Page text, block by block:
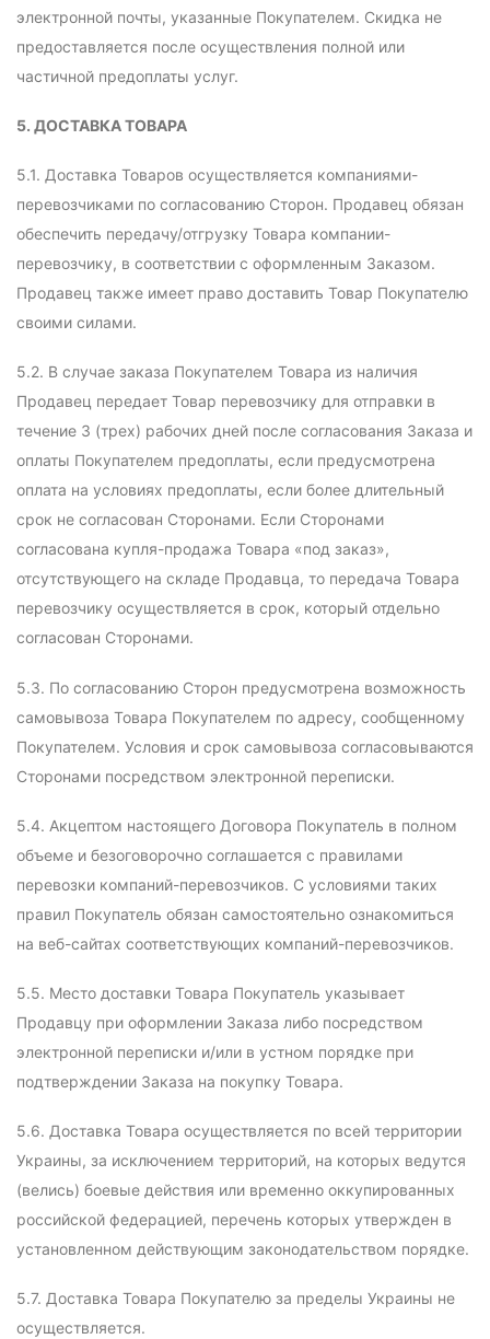
электронной почты, указанные Покупателем. Скидка не
предоставляется после осуществления полной или
частичной предоплаты услуг.
5. ДОСТАВКА ТОВАРА
5.1. Доставка Товаров осуществляется компаниями-
перевозчиками по согласованию Сторон. Продавец обязан
обеспечить передачу/отгрузку Товара компании-
перевозчику, в соответствии с оформленным Заказом.
Продавец также имеет право доставить Товар Покупателю
своими силами.
5.2. В случае заказа Покупателем Товара из наличия
Продавец передает Товар перевозчику для отправки в
течение 3 (трех) рабочих дней после согласования Заказа и
оплаты Покупателем предоплаты, если предусмотрена
оплата на условиях предоплаты, если более длительный
срок не согласован Сторонами. Если Сторонами
согласована купля-продажа Товара «под заказ»,
отсутствующего на складе Продавца, то передача Товара
перевозчику осуществляется в срок, который отдельно
согласован Сторонами.
5.3. По согласованию Сторон предусмотрена возможность
самовывоза Товара Покупателем по адресу, сообщенному
Покупателем. Условия и срок самовывоза согласовываются
Сторонами посредством электронной переписки.
5.4. Акцептом настоящего Договора Покупатель в полном
объеме и безоговорочно соглашается с правилами
перевозки компаний-перевозчиков. С условиями таких
правил Покупатель обязан самостоятельно ознакомиться
на веб-сайтах соответствующих компаний-перевозчиков.
5.5. Место доставки Товара Покупатель указывает
Продавцу при оформлении Заказа либо посредством
электронной переписки и/или в устном порядке при
подтверждении Заказа на покупку Товара.
5.6. Доставка Товара осуществляется по всей территории
Украины, за исключением территорий, на которых ведутся
(велись) боевые действия или временно оккупированных
российской федерацией, перечень которых утвержден в
установленном действующим законодательством порядке.
5.7. Доставка Товара Покупателю за пределы Украины не
осуществляется.